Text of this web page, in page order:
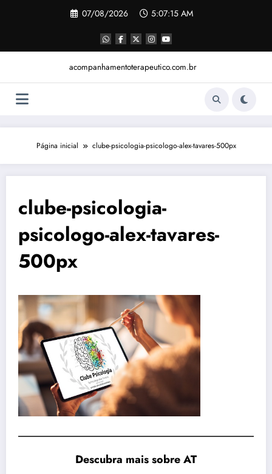
07/08/2026 5:07:16 AM
acompanhamentoterapeutico.com.br
Página inicial clube-psicologia-psicologo-alex-tavares-500px
clube-psicologia-
psicologo-alex-tavares-
500px
Descubra mais sobre AT